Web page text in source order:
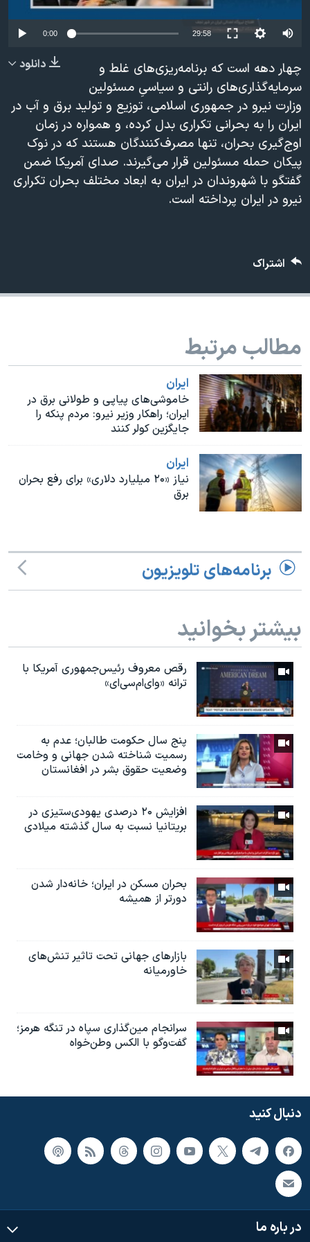
حقوق شهروندی
اقتصادی
علم و فناوری
اسرائیل در جنگ
گالری عکس
آرشیو پخش زنده
انتخابات ریاست جمهوری آمریکا ۲۰۲۴
حمله جمهوری اسلامی به اسرائیل
رمز مهسا
ورزش زنان در ایران
اعتراضات زن، زندگی، آزادی
مجموعه مستندهای دادخواهی
تریبونال مردمی آبان ۹۸
قانون شفافیت دارائی کادر رهبری ایران
نرگس محمدی برنده جایزه نوبل صلح
همایش محافظه‌کاران آمریکا «سی‌پک»
صفحه‌های ویژه
سفر پرزیدنت ترامپ به چین
زبانهای مختلف
0:00 29:58
دانلود
چهار دهه است که برنامه‌ریزی‌های غلط و
سرمایه‌گذاری‌های رانتی و سیاسیِ مسئولین
وزارت نیرو در جمهوری اسلامی، توزیع و تولید برق و آب در
ایران را به بحرانی تکراری بدل کرده، و همواره در زمان
اوج‌گیری بحران، تنها مصرف‌کنندگان هستند که در نوک
پیکان حمله مسئولین قرار می‌گیرند. صدای آمریکا ضمن
گفتگو با شهروندان در ایران به ابعاد مختلف بحران تکراری
نیرو در ایران پرداخته است.
اشتراک
مطالب مرتبط
ايران
خاموشی‌های پیاپی و طولانی‌ برق در
ایران؛ راهکار وزیر نیرو: مردم پنکه را
جایگزین کولر کنند
ايران
نیاز «۲۰ میلیارد دلاری» برای رفع بحران
برق
برنامه‌های تلویزیون
بیشتر بخوانید
رقص معروف رئیس‌جمهوری آمریکا با
ترانه «وای‌ام‌سی‌ای»
پنج سال حکومت طالبان؛ عدم به
رسمیت شناخته شدن جهانی و وخامت
وضعیت حقوق بشر در افغانستان
افزایش ۲۰ درصدی یهودی‌ستیزی در
بریتانیا نسبت به سال گذشته میلادی
بحران مسکن در ایران؛ خانه‌دار شدن
دورتر از همیشه
بازارهای جهانی تحت تاثیر تنش‌های
خاورمیانه
سرانجام مین‌گذاری‌ سپاه در تنگه هرمز؛
گفت‌وگو با الکس وطن‌خواه
دنبال کنید
در باره ما